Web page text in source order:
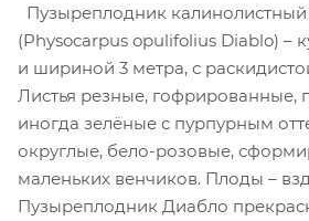
Пузыреплодник
(Physocarpus opulifolius Diablo) –
и шириной 3 метра, с
Листья резные, гофрированные,
иногда зелёные с пурпурным
округлые, бело-розовые,
маленьких венчиков. Плоды –
Пузыреплодник Диабло